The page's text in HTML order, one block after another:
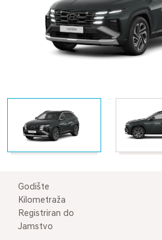
Godište
Kilometraža
Registriran do
Jamstvo